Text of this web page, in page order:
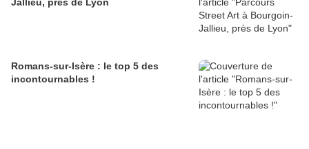
Romans-sur-Isère : le top 5 des
incontournables !